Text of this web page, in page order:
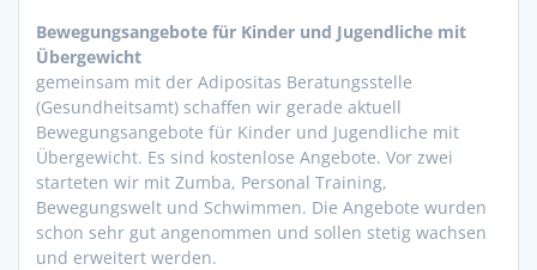
Bewegungsangebote für Kinder und Jugendliche mit
Übergewicht
gemeinsam mit der Adipositas Beratungsstelle
(Gesundheitsamt) schaffen wir gerade aktuell
Bewegungsangebote für Kinder und Jugendliche mit
Übergewicht. Es sind kostenlose Angebote. Vor zwei
starteten wir mit Zumba, Personal Training,
Bewegungswelt und Schwimmen. Die Angebote wurden
schon sehr gut angenommen und sollen stetig wachsen
und erweitert werden.